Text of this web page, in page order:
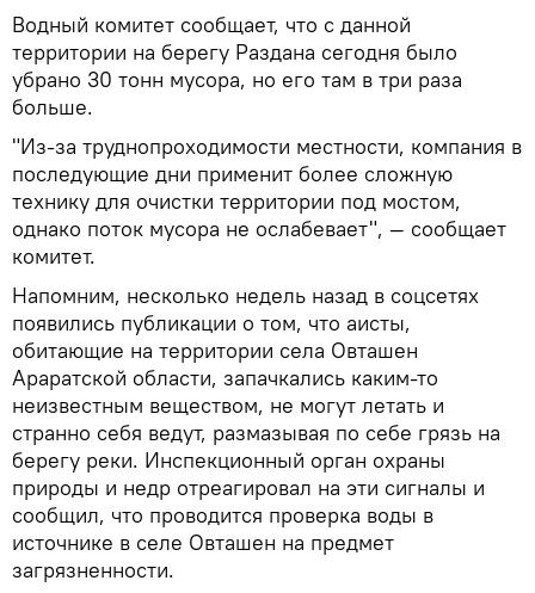
Водный комитет сообщает, что с данной
территории на берегу Раздана сегодня было
убрано 30 тонн мусора, но его там в три раза
больше.
"Из-за труднопроходимости местности, компания в
последующие дни применит более сложную
технику для очистки территории под мостом,
однако поток мусора не ослабевает", — сообщает
комитет.
Напомним, несколько недель назад в соцсетях
появились публикации о том, что аисты,
обитающие на территории села Овташен
Араратской области, запачкались каким-то
неизвестным веществом, не могут летать и
странно себя ведут, размазывая по себе грязь на
берегу реки. Инспекционный орган охраны
природы и недр отреагировал на эти сигналы и
сообщил, что проводится проверка воды в
источнике в селе Овташен на предмет
загрязненности.